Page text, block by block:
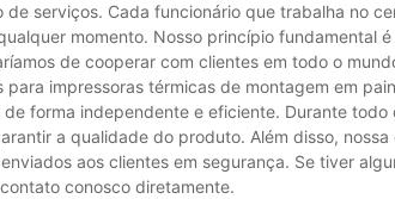
serviços. Cada funcionário que trabalha no
momento. Nosso princípio fundamental
de cooperar com clientes em todo o
impressoras térmicas de montagem em
forma independente e eficiente. Durante
a qualidade do produto. Além disso,
aos clientes em segurança. Se tiver
conosco diretamente.